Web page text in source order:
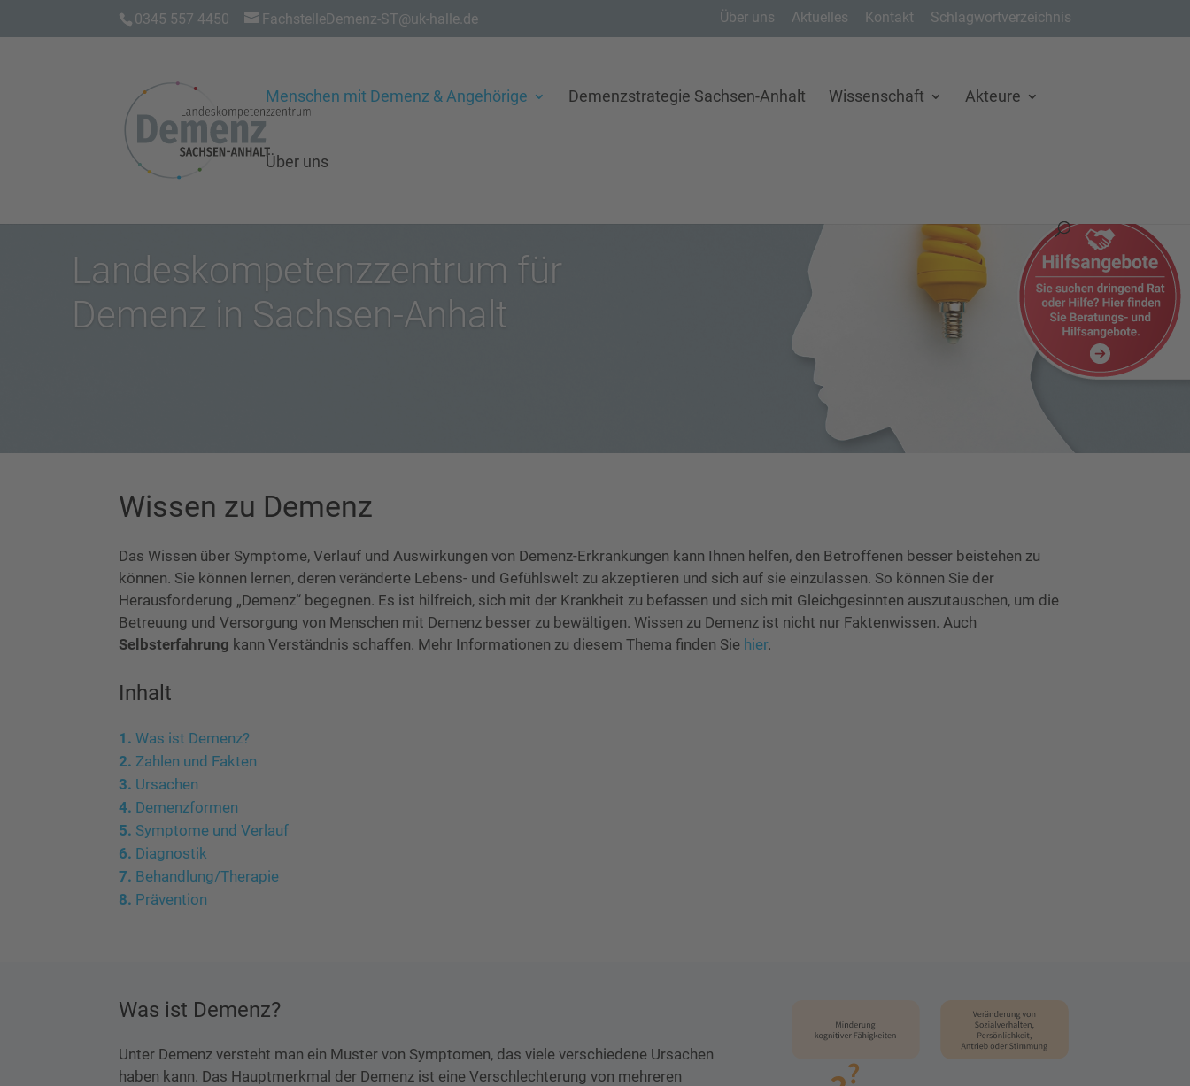
0345 557 4450 FachstelleDemenz-ST@uk-halle.de Über uns Aktuelles Kontakt Schlagwortverzeichnis
Menschen mit Demenz & Angehörige Demenzstrategie Sachsen-Anhalt Wissenschaft Akteure
Über uns
Landeskompetenzzentrum für
Demenz in Sachsen-Anhalt
Wissen zu Demenz
Das Wissen über Symptome, Verlauf und Auswirkungen von Demenz-Erkrankungen kann Ihnen helfen, den Betroffenen besser beistehen zu
können. Sie können lernen, deren veränderte Lebens- und Gefühlswelt zu akzeptieren und sich auf sie einzulassen. So können Sie der
Herausforderung „Demenz“ begegnen. Es ist hilfreich, sich mit der Krankheit zu befassen und sich mit Gleichgesinnten auszutauschen, um die
Betreuung und Versorgung von Menschen mit Demenz besser zu bewältigen. Wissen zu Demenz ist nicht nur Faktenwissen. Auch
Selbsterfahrung kann Verständnis schaffen. Mehr Informationen zu diesem Thema finden Sie hier.
Inhalt
Was ist Demenz?
Zahlen und Fakten
Ursachen
Demenzformen
Symptome und Verlauf
Diagnostik
Behandlung/Therapie
Prävention
Was ist Demenz?
Unter Demenz versteht man ein Muster von Symptomen, das viele verschiedene Ursachen
haben kann. Das Hauptmerkmal der Demenz ist eine Verschlechterung von mehreren